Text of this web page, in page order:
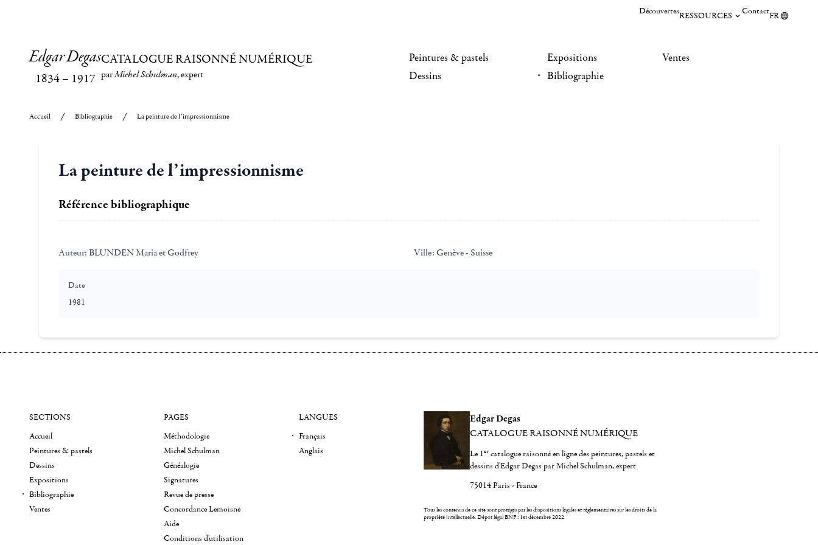
DécouvertesRESSOURCES ContactFR
Edgar Degas
1834– 1917
CATALOGUE RAISONNÉ NUMÉRIQUE
parMichel Schulman, expert
Peintures & pastels
Dessins
Expositions
Bibliographie
Ventes
Accueil Bibliographie La peinture de l’impressionnisme
La peinture de l’impressionnisme
Référence bibliographique
Auteur: BLUNDEN Maria et Godfrey Ville: Genève - Suisse
Date
1981
Edgar Degas
CATALOGUE RAISONNÉ NUMÉRIQUE
Le 1er catalogue raisonné en ligne des peintures, pastels et
dessins d'Edgar Degas par Michel Schulman, expert
75014 Paris - France
Tous les contenus de ce site sont protégés par les dispositions légales et réglementaires sur les droits de la
propriété intellectuelle.Dépot légal BNF : 1er décembre 2022
SECTIONS
Accueil
Peintures & pastels
Dessins
Expositions
Bibliographie
Ventes
PAGES
Méthodologie
Michel Schulman
Généalogie
Signatures
Revue de presse
Concordance Lemoisne
Aide
Conditions d'utilisation
LANGUES
Français
Anglais